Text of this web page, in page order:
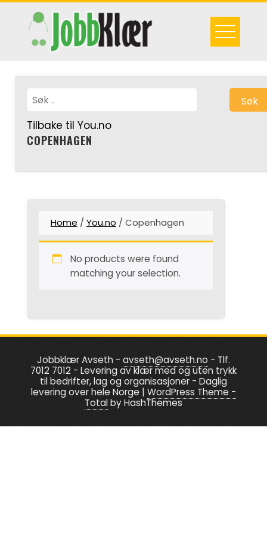
Skip
content
Søk
Tilbake til You.no
COPENHAGEN
Home / You.no / Copenhagen
No products were found
matching your selection.
Jobbklær Avseth - avseth@avseth.no - Tlf.
7012 7012 - Levering av klær med og uten trykk
til bedrifter, lag og organisasjoner - Daglig
levering over hele Norge | WordPress Theme -
Totalby HashThemes